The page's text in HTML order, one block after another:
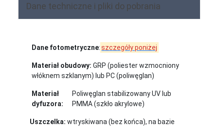
Dane techniczne i pliki do pobrania
Dane fotometryczne: szczegóły poniżej
Materiał obudowy: GRP (poliester wzmocniony
włóknem szklanym) lub PC (poliwęglan)
Materiał
dyfuzora:
Poliwęglan stabilizowany UV lub
PMMA (szkło akrylowe)
Uszczelka: wtryskiwana (bez końca), na bazie